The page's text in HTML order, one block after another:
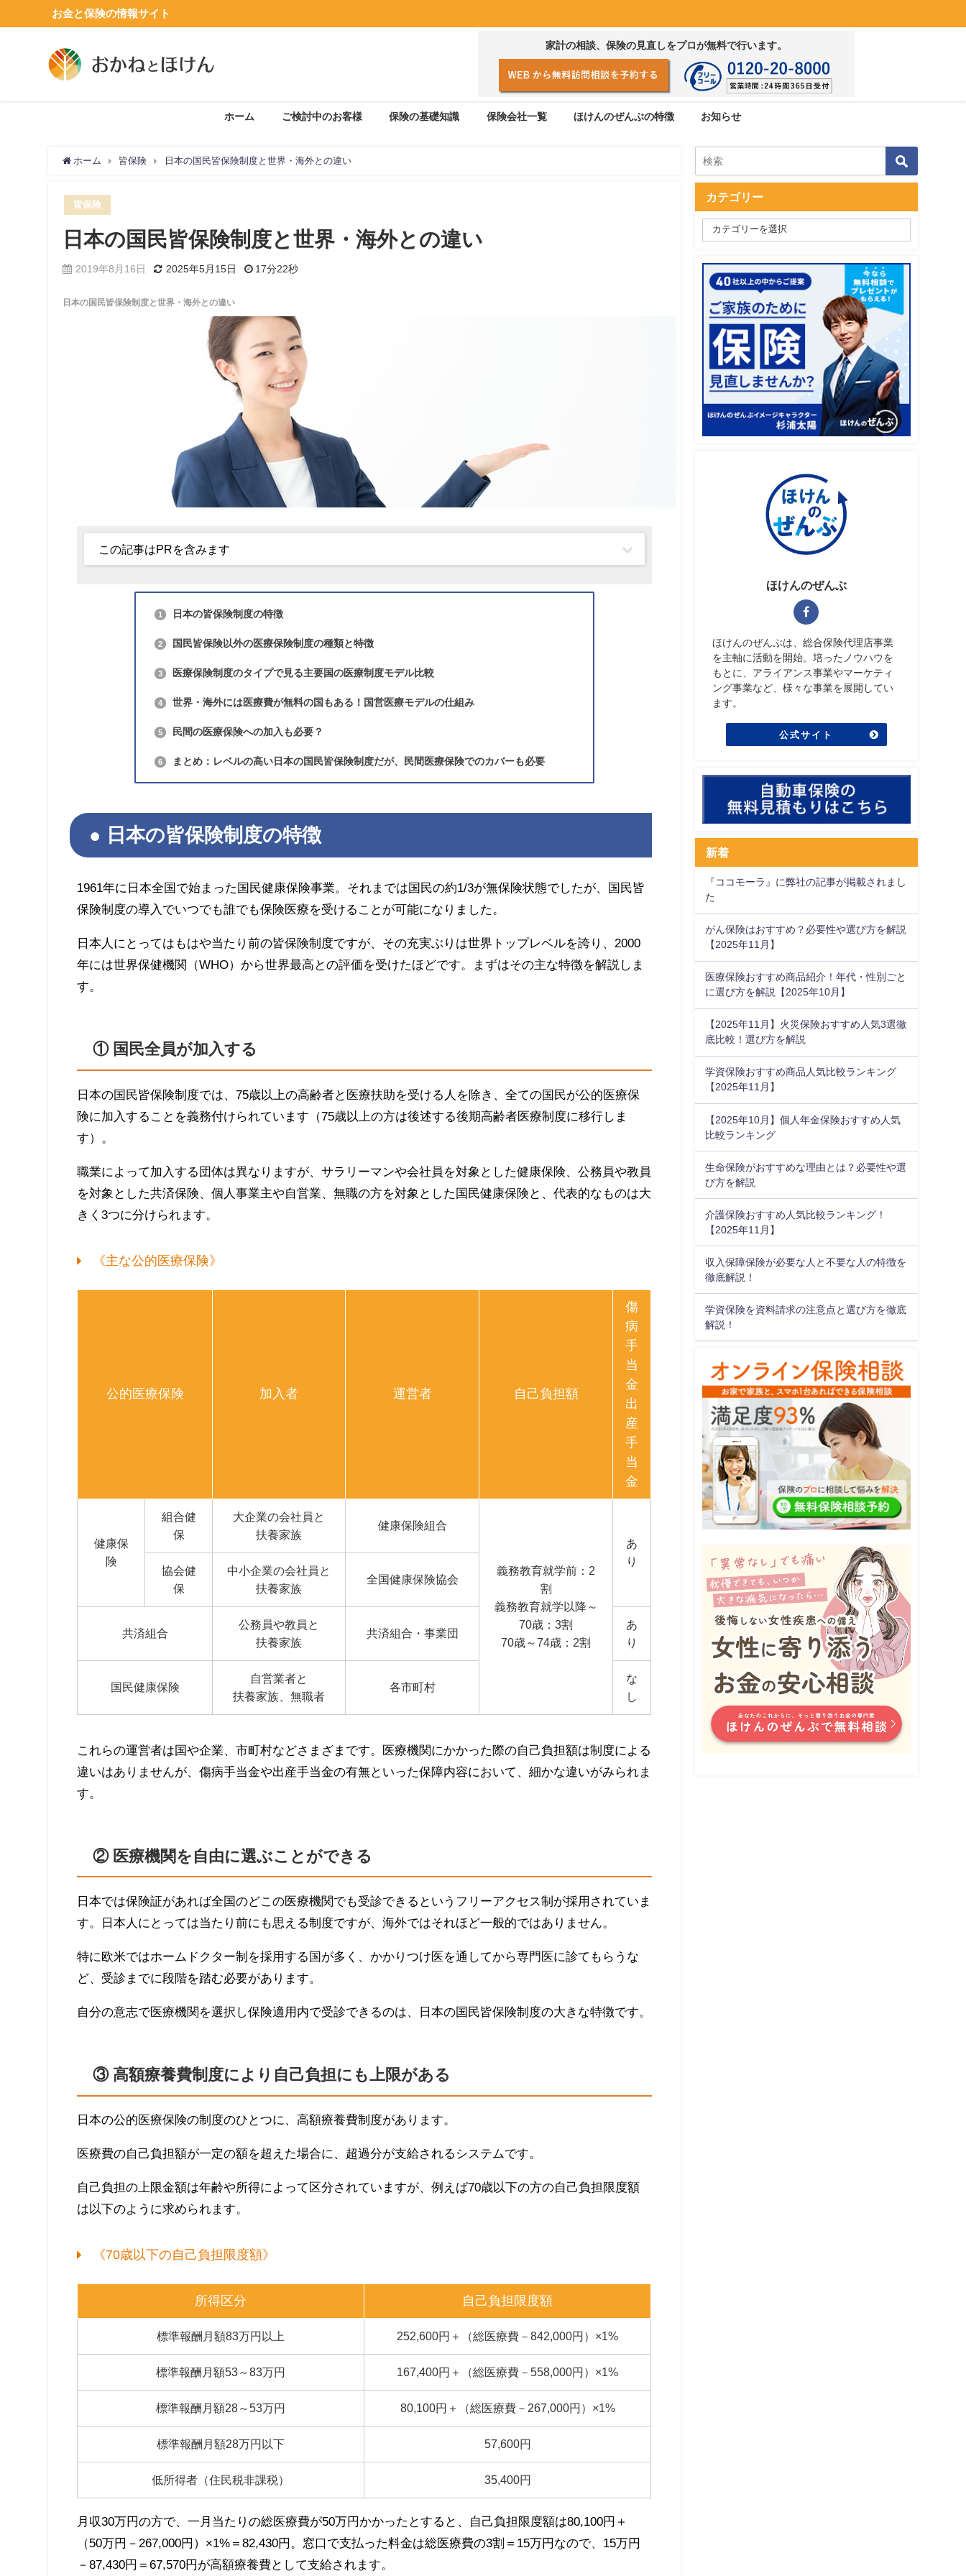
お金と保険の情報サイト
家計の相談、保険の見直しをプロが無料で行います。
ホーム ご検討中のお客様 保険の基礎知識 保険会社一覧 ほけんのぜんぶの特徴 お知らせ
ホーム 皆保険 日本の国民皆保険制度と世界・海外との違い
皆保険
日本の国民皆保険制度と世界・海外との違い
2019年8月16日 2025年5月15日 17分22秒
日本の国民皆保険制度と世界・海外との違い
この記事はPRを含みます
1 日本の皆保険制度の特徴
2 国民皆保険以外の医療保険制度の種類と特徴
3 医療保険制度のタイプで見る主要国の医療制度モデル比較
4 世界・海外には医療費が無料の国もある！国営医療モデルの仕組み
5 民間の医療保険への加入も必要？
6 まとめ：レベルの高い日本の国民皆保険制度だが、民間医療保険でのカバーも必要
日本の皆保険制度の特徴
1961年に日本全国で始まった国民健康保険事業。それまでは国民の約1/3が無保険状態でしたが、国民皆
保険制度の導入でいつでも誰でも保険医療を受けることが可能になりました。
日本人にとってはもはや当たり前の皆保険制度ですが、その充実ぶりは世界トップレベルを誇り、2000
年には世界保健機関（WHO）から世界最高との評価を受けたほどです。まずはその主な特徴を解説しま
す。
① 国民全員が加入する
日本の国民皆保険制度では、75歳以上の高齢者と医療扶助を受ける人を除き、全ての国民が公的医療保
険に加入することを義務付けられています（75歳以上の方は後述する後期高齢者医療制度に移行しま
す）。
職業によって加入する団体は異なりますが、サラリーマンや会社員を対象とした健康保険、公務員や教員
を対象とした共済保険、個人事業主や自営業、無職の方を対象とした国民健康保険と、代表的なものは大
きく3つに分けられます。
《主な公的医療保険》
公的医療保険 加入者 運営者 自己負担額
傷
病
手
当
金
出
産
手
当
金
健康保
険
組合健
保
大企業の会社員と
扶養家族
健康保険組合
義務教育就学前：2
割
義務教育就学以降～
70歳：3割
70歳～74歳：2割
あ
り
協会健
保
中小企業の会社員と
扶養家族
全国健康保険協会
共済組合
公務員や教員と
扶養家族
共済組合・事業団
あ
り
国民健康保険
自営業者と
扶養家族、無職者
各市町村
な
し
これらの運営者は国や企業、市町村などさまざまです。医療機関にかかった際の自己負担額は制度による
違いはありませんが、傷病手当金や出産手当金の有無といった保障内容において、細かな違いがみられま
す。
② 医療機関を自由に選ぶことができる
日本では保険証があれば全国のどこの医療機関でも受診できるというフリーアクセス制が採用されていま
す。日本人にとっては当たり前にも思える制度ですが、海外ではそれほど一般的ではありません。
特に欧米ではホームドクター制を採用する国が多く、かかりつけ医を通してから専門医に診てもらうな
ど、受診までに段階を踏む必要があります。
自分の意志で医療機関を選択し保険適用内で受診できるのは、日本の国民皆保険制度の大きな特徴です。
③ 高額療養費制度により自己負担にも上限がある
日本の公的医療保険の制度のひとつに、高額療養費制度があります。
医療費の自己負担額が一定の額を超えた場合に、超過分が支給されるシステムです。
自己負担の上限金額は年齢や所得によって区分されていますが、例えば70歳以下の方の自己負担限度額
は以下のように求められます。
《70歳以下の自己負担限度額》
所得区分 自己負担限度額
標準報酬月額83万円以上 252,600円＋（総医療費－842,000円）×1%
標準報酬月額53～83万円 167,400円＋（総医療費－558,000円）×1%
標準報酬月額28～53万円 80,100円＋（総医療費－267,000円）×1%
標準報酬月額28万円以下 57,600円
低所得者（住民税非課税） 35,400円
月収30万円の方で、一月当たりの総医療費が50万円かかったとすると、自己負担限度額は80,100円＋
（50万円－267,000円）×1%＝82,430円。窓口で支払った料金は総医療費の3割＝15万円なので、15万円
－87,430円＝67,570円が高額療養費として支給されます。
カテゴリー
ほけんのぜんぶ
ほけんのぜんぶは、総合保険代理店事業
を主軸に活動を開始。培ったノウハウを
もとに、アライアンス事業やマーケティ
ング事業など、様々な事業を展開してい
ます。
公式サイト
新着
『ココモーラ』に弊社の記事が掲載されまし
た
がん保険はおすすめ？必要性や選び方を解説
【2025年11月】
医療保険おすすめ商品紹介！年代・性別ごと
に選び方を解説【2025年10月】
【2025年11月】火災保険おすすめ人気3選徹
底比較！選び方を解説
学資保険おすすめ商品人気比較ランキング
【2025年11月】
【2025年10月】個人年金保険おすすめ人気
比較ランキング
生命保険がおすすめな理由とは？必要性や選
び方を解説
介護保険おすすめ人気比較ランキング！
【2025年11月】
収入保障保険が必要な人と不要な人の特徴を
徹底解説！
学資保険を資料請求の注意点と選び方を徹底
解説！